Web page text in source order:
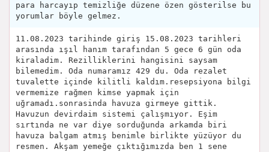
para harcayıp temizliğe düzene özen gösterilse bu
yorumlar böyle gelmez.
11.08.2023 tarihinde giriş 15.08.2023 tarihleri
arasında ışıl hanım tarafından 5 gece 6 gün oda
kiraladim. Rezilliklerini hangisini saysam
bilemedim. Oda numaramız 429 du. Oda rezalet
tuvalette içinde kilitli kaldım.resepsiyona bilgi
vermemize rağmen kimse yapmak için
uğramadı.sonrasinda havuza girmeye gittik.
Havuzun devirdaim sistemi çalışmıyor. Eşim
sırtında ne var diye sorduğunda arkamda biri
havuza balgam atmış benimle birlikte yüzüyor du
resmen. Akşam yemeğe çıktığımızda ben 1 sene